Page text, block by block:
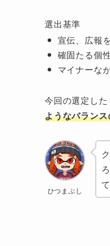
選出基準
宣伝、広報
確固たる個
マイナーな
今回の選定し
ようなバラン
ひつまぶし